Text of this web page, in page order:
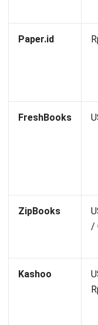
Paper.id
FreshBooks
ZipBooks
/
Kashoo